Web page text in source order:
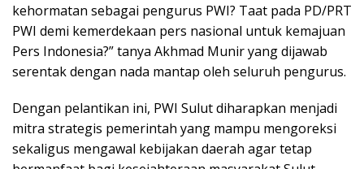
kehormatan sebagai pengurus PWI? Taat pada PD/PRT
PWI demi kemerdekaan pers nasional untuk kemajuan
Pers Indonesia?” tanya Akhmad Munir yang dijawab
serentak dengan nada mantap oleh seluruh pengurus.
​Dengan pelantikan ini, PWI Sulut diharapkan menjadi
mitra strategis pemerintah yang mampu mengoreksi
sekaligus mengawal kebijakan daerah agar tetap